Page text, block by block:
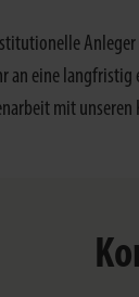
an eine
mit unseren